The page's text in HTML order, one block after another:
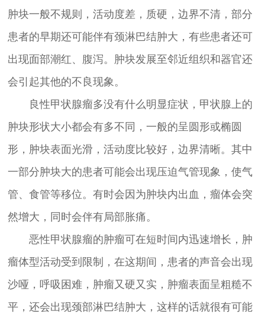
肿块一般不规则，活动度差，质硬，边界不清，部分
患者的早期还可能伴有颈淋巴结肿大，有些患者还可
出现面部潮红、腹泻。肿块发展至邻近组织和器官还
会引起其他的不良现象。
良性甲状腺瘤多没有什么明显症状，甲状腺上的
肿块形状大小都会有多不同，一般的呈圆形或椭圆
形，肿块表面光滑，活动度比较好，边界清晰。其中
一部分肿块大的患者可能会出现压迫气管现象，使气
管、食管等移位。有时会因为肿块内出血，瘤体会突
然增大，同时会伴有局部胀痛。
恶性甲状腺瘤的肿瘤可在短时间内迅速增长，肿
瘤体型活动受到限制，在这期间，患者的声音会出现
沙哑，呼吸困难，肿瘤又硬又实，肿瘤表面呈粗糙不
平，还会出现颈部淋巴结肿大，这样的话就很有可能